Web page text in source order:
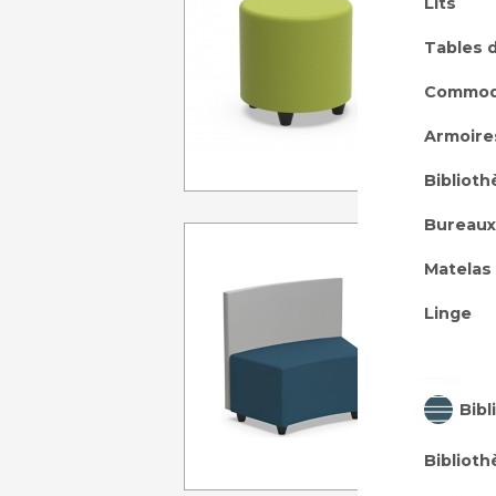
Tables
Bureaux
Matelas
Linge
AVEC
Dims:
A